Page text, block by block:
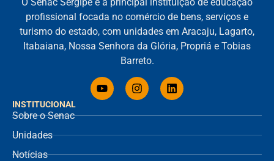
INSTITUCIONAL
Sobre o Senac
Unidades
Notícias
profissional focada no comércio de bens, serviços e
turismo do estado, com unidades em Aracaju, Lagarto,
Itabaiana, Nossa Senhora da Glória, Propriá e Tobias
Barreto.